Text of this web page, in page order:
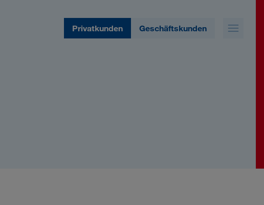
Privatkunden Geschäftskunden